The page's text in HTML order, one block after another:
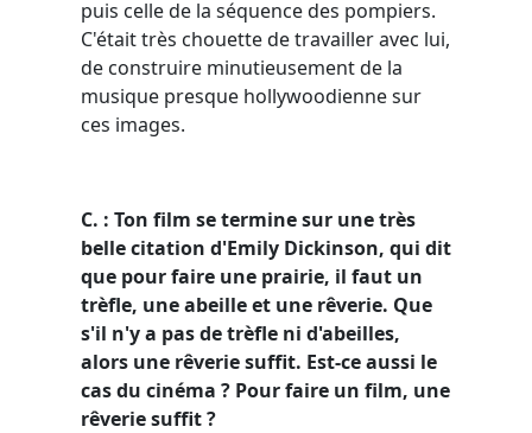
puis celle de la séquence des pompiers.
C'était très chouette de travailler avec lui,
de construire minutieusement de la
musique presque hollywoodienne sur
ces images.
C. : Ton film se termine sur une très
belle citation d'Emily Dickinson, qui dit
que pour faire une prairie, il faut un
trèfle, une abeille et une rêverie. Que
s'il n'y a pas de trèfle ni d'abeilles,
alors une rêverie suffit. Est-ce aussi le
cas du cinéma ? Pour faire un film, une
rêverie suffit ?